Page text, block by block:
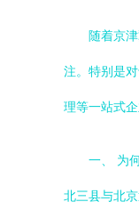
随着京
注。特别是
理等一站式
一、 为
北三县与北